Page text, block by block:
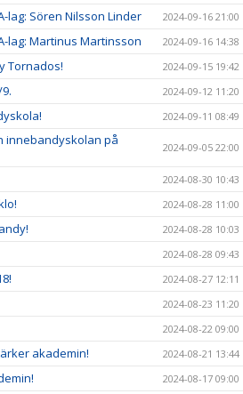
Sören Nilsson Linder 2024-09-16 21:00
lag: Martinus Martinsson 2024-09-16 14:38
Tornados! 2024-09-15 19:42
2024-09-12 11:20
2024-09-11 08:49
innebandyskolan på
2024-09-05 22:00
2024-08-30 10:43
2024-08-28 11:00
2024-08-28 10:03
2024-08-28 09:43
2024-08-27 12:11
2024-08-23 11:20
2024-08-22 09:00
akademin! 2024-08-21 13:44
2024-08-17 09:00